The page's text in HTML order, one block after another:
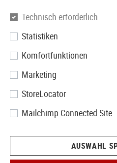
Holosun
HS507COMP
Sight
Technisch erforderlich
Statistiken
Komfortfunktionen
Marketing
StoreLocator
Mailchimp Connected Site
AUSWAHL